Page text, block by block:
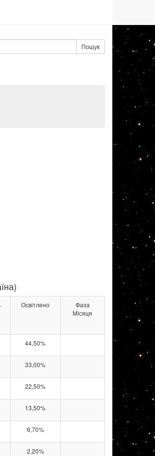
Пошук
Освітлено
Фаза
Місяця
44,50%
33,00%
22,50%
13,50%
6,70%
2,20%